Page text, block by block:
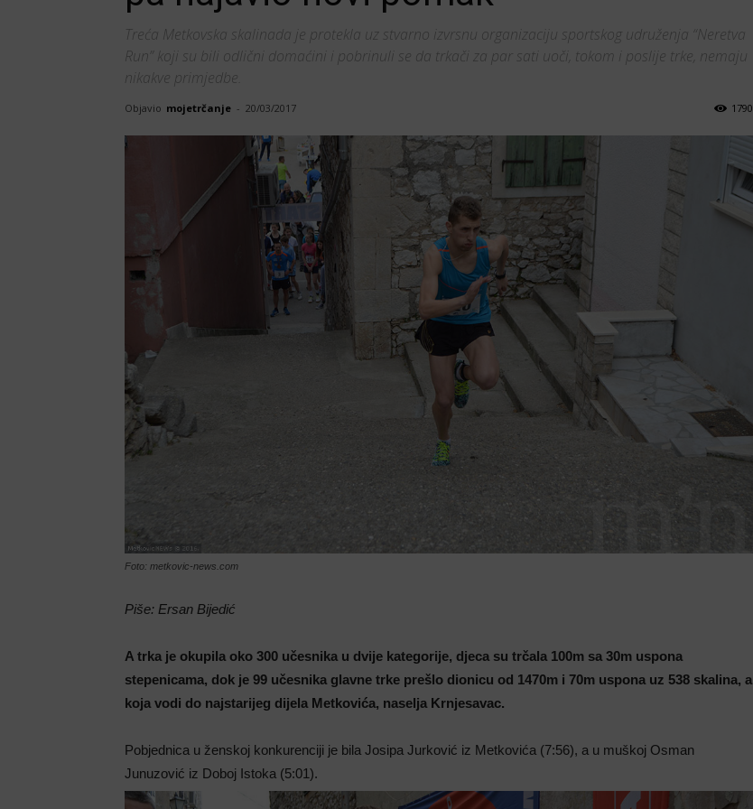
Treća Metkovska skalinada je protekla uz stvarno izvrsnu organizaciju sportskog udruženja “Neretva
Run” koji su bili odlični domaćini i pobrinuli se da trkači za par sati uoči, tokom i poslije trke, nemaju
nikakve primjedbe.
Objavio mojetrčanje - 20/03/2017 1790
Foto: metkovic-news.com
Piše: Ersan Bijedić
A trka je okupila oko 300 učesnika u dvije kategorije, djeca su trčala 100m sa 30m uspona
stepenicama, dok je 99 učesnika glavne trke prešlo dionicu od 1470m i 70m uspona uz 538 skalina, a
koja vodi do najstarijeg dijela Metkovića, naselja Krnjesavac.
Pobjednica u ženskoj konkurenciji je bila Josipa Jurković iz Metkovića (7:56), a u muškoj Osman
Junuzović iz Doboj Istoka (5:01).